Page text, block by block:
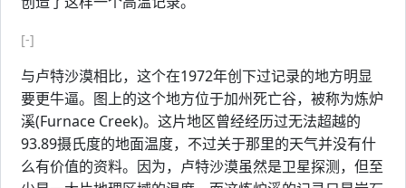
[-]
与卢特沙漠相比，这个在1972年创下过记录的地方明显
要更牛逼。图上的这个地方位于加州死亡谷，被称为炼炉
溪(Furnace Creek)。这片地区曾经经历过无法超越的
93.89摄氏度的地面温度，不过关于那里的天气并没有什
么有价值的资料。因为，卢特沙漠虽然是卫星探测，但至